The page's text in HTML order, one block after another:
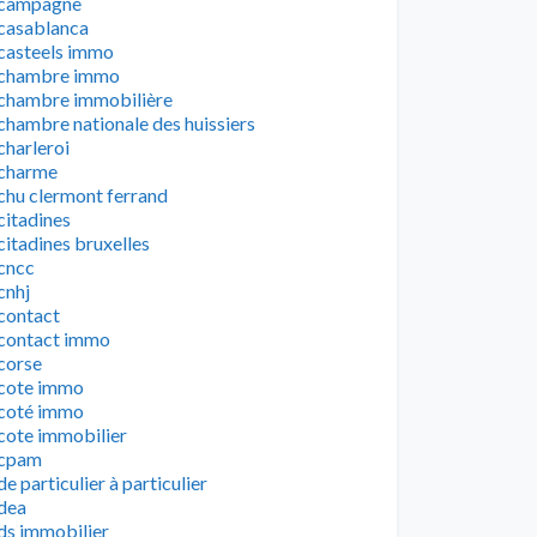
immo
immo
immobilière
nationale des huissiers
clermont ferrand
bruxelles
immo
immo
immo
immobilier
particulier à particulier
immobilier